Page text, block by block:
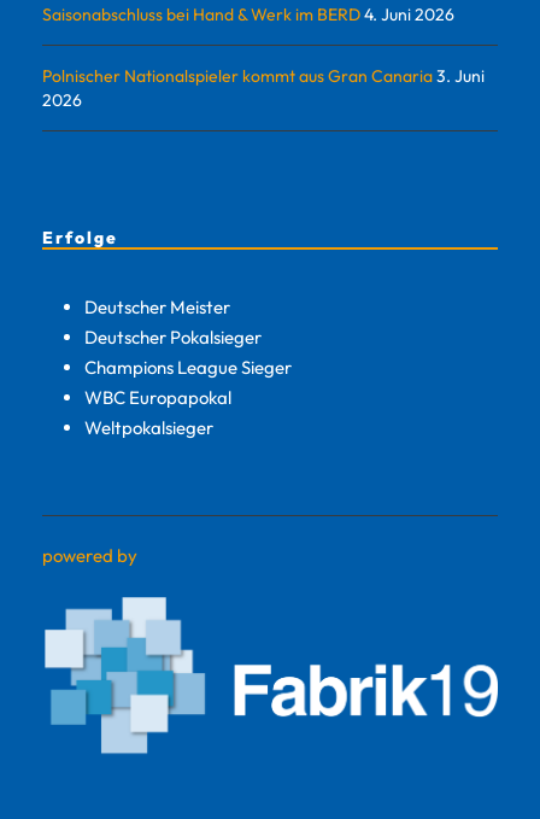
Saisonabschluss bei Hand & Werk im BERD4. Juni 2026
Polnischer Nationalspieler kommt aus Gran Canaria3. Juni
2026
Erfolge
Deutscher Meister
Deutscher Pokalsieger
Champions League Sieger
WBC Europapokal
Weltpokalsieger
powered by